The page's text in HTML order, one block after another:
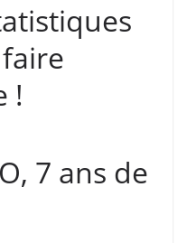
!
7 ans de